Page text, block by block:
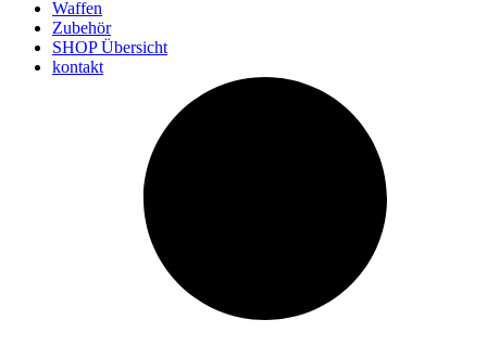
Waffen
Zubehör
SHOP Übersicht
kontakt